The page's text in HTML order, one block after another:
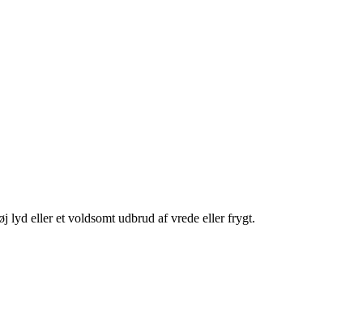
lyd eller et voldsomt udbrud af vrede eller frygt.